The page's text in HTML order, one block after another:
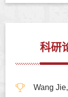
科研
Wang